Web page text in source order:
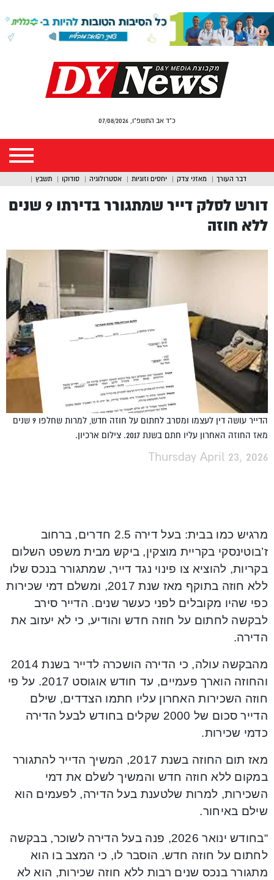
כ"ד אב התשפ"ו, 07/08/2026
דבר העורך מאזני צדק יחסים וזוגיות אסטרולוגיה סודוקו תשבץ
דורש לסלק דייר שמתגורר בדירתו 9 שנים
ללא חוזה
הדייר עושה דין לעצמו ומסרב לחתום על חוזה חדש, למרות שחלפו 9 שנים
מאז החוזה האחרון עליו חתם בשנת 2017. צילום ארכיון.
Thursday April 23, 2026
מרגיש כמו בבית: בעל דירה 2.5 חדרים, ברחוב
ז’בוטינסקי בקריית מוצקין, ביקש מבית משפט השלום
בקריות, להוציא צו פינוי נגד דייר, שמתגורר בנכס שלו
ללא חוזה בתוקף מאז שנת 2017, ומשלם דמי שכירות
כפי שהיו מקובלים לפני כעשר שנים. הדייר סירב
לבקשה לחתום על חוזה חדש והודיע, כי לא יעזוב את
הדירה.
מהבקשה עולה, כי הדירה הושכרה לדייר בשנת 2014
והחוזה הוארך פעמיים, עד חודש אוגוסט 2017. על פי
חוזה השכירות האחרון עליו חתמו הצדדים, שילם
הדייר סכום של 2000 שקלים בחודש לבעל הדירה
כדמי שכירות.
מאז תום החוזה בשנת 2017, המשיך הדייר להתגורר
במקום ללא חוזה חדש והמשיך לשלם את דמי
השכירות, למרות שלטענת בעל הדירה, לפעמים הוא
שילם באיחור.
“בחודש ינואר 2026, פנה בעל הדירה לשוכר, בבקשה
לחתום על חוזה חדש. הוסבר לו, כי המצב בו הוא
מתגורר בנכס שנים רבות ללא חוזה שכירות, הוא לא